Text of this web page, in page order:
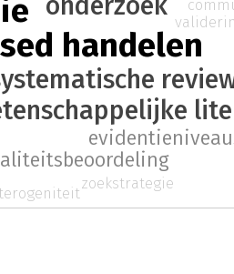
handelen
zoekstrategie